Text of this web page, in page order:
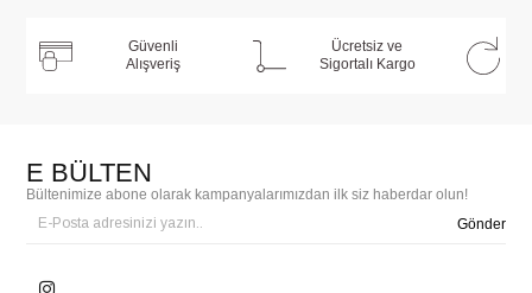
Güvenli
Alışveriş
Ücretsiz ve
Sigortalı Kargo
E BÜLTEN
Bültenimize abone olarak kampanyalarımızdan ilk siz haberdar olun!
Gönder